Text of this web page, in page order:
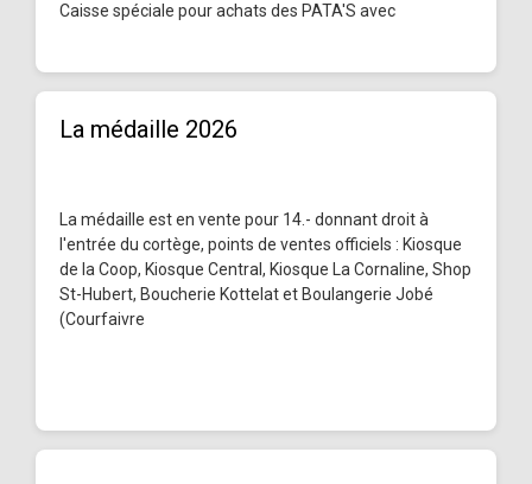
Caisse spéciale pour achats des PATA'S avec
La médaille 2026
La médaille est en vente pour 14.- donnant droit à
l'entrée du cortège, points de ventes officiels : Kiosque
de la Coop, Kiosque Central, Kiosque La Cornaline, Shop
St-Hubert, Boucherie Kottelat et Boulangerie Jobé
(Courfaivre